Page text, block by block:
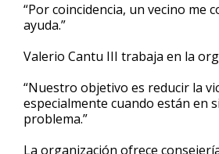
“Por coincidencia, un vecino me
ayuda.”
Valerio Cantu III trabaja en la
“Nuestro objetivo es reducir la
especialmente cuando están en
problema.”
La organización ofrece